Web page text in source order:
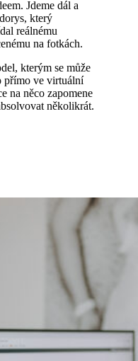
Jdeme dál a
který
reálnému
na fotkách.
kterým se může
přímo ve virtuální
na něco zapomene
několikrát.